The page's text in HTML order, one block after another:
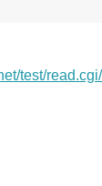
test/